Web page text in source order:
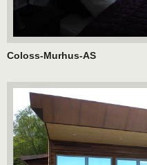
Coloss-Murhus-AS